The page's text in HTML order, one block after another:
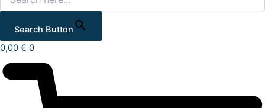
Search Button
0,00 € 0